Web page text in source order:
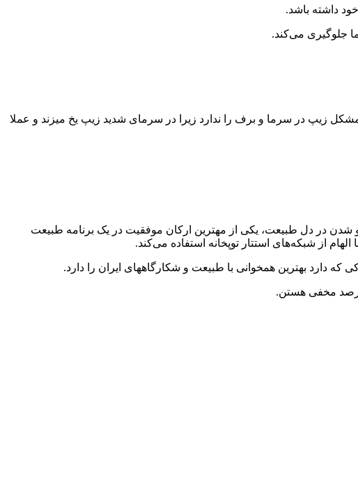
داشته باشد.
جلوگیری می‌کند.
و سبک تر شدن از چسب ۵ سانتیمتری قوی استفاده شده که مشکل زیپ در سرما و برف را ندارد زیرا در سرمای شدید زیپ یخ میزند و عملا
شدن در دل طبیعت، یکی از مهترین ارکان موفقیت در یک برنامه طبیعت
از شبکه‌های استتار توپخانه استفاده می‌کند.
دارد بهترین همخوانی با طبیعت و شکارگاههای ایران را دارد.
مخفی هستن.